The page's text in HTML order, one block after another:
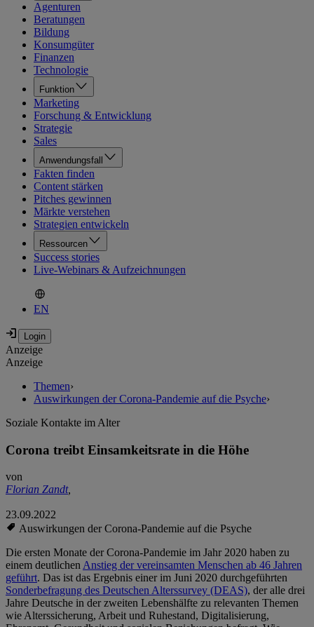
Agenturen
Beratungen
Bildung
Konsumgüter
Finanzen
Technologie
Funktion
Marketing
Forschung & Entwicklung
Strategie
Sales
Anwendungsfall
Fakten finden
Content stärken
Pitches gewinnen
Märkte verstehen
Strategien entwickeln
Ressourcen
Success stories
Live-Webinars & Aufzeichnungen
EN
Anzeige
Anzeige
Themen›
Auswirkungen der Corona-Pandemie auf die Psyche›
Soziale Kontakte im Alter
Corona treibt Einsamkeitsrate in die Höhe
von
Florian Zandt,
23.09.2022
Auswirkungen der Corona-Pandemie auf die Psyche
Die ersten Monate der Corona-Pandemie im Jahr 2020 haben zu
einem deutlichenAnstieg der vereinsamten Menschen ab 46 Jahren
geführt. Das ist das Ergebnis einer im Juni 2020 durchgeführten
Sonderbefragung des Deutschen Alterssurvey (DEAS), der alle drei
Jahre Deutsche in der zweiten Lebenshälfte zu relevanten Themen
wie Alterssicherung, Arbeit und Ruhestand, Digitalisierung,